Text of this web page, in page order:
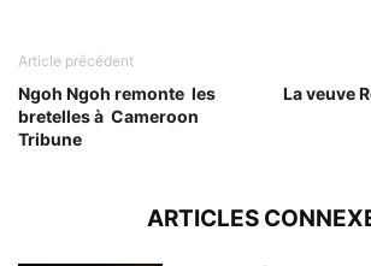
Article précédent
Ngoh Ngoh remonte les
bretelles à Cameroon
Tribune
La veuve
ARTICLES